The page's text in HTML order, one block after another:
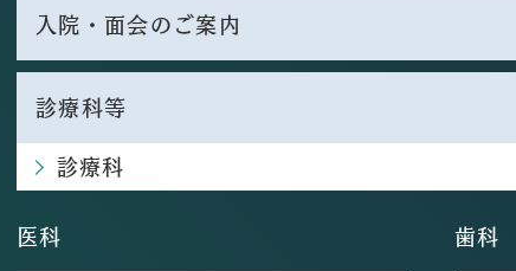
入院・面会のご案内
診療科等
診療科
医科 歯科